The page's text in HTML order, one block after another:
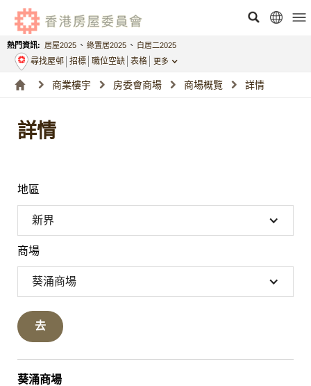
熱門資訊: 居屋2025 、 綠置居2025 、 白居二2025
尋找屋邨 招標 職位空缺 表格 更多
商業樓宇 房委會商場 商場概覽 詳情
詳情
地區
新界
商場
葵涌商場
去
葵涌商場